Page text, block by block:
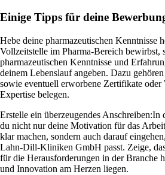
Einige Tipps für deine
Hebe deine pharmazeutischen Kenntnisse
Vollzeitstelle im Pharma-Bereich bewirbst,
pharmazeutischen Kenntnisse und
deinem Lebenslauf angeben. Dazu
sowie eventuell erworbene Zertifikate
Expertise belegen.
Erstelle ein überzeugendes Anschreiben:In
du nicht nur deine Motivation für das
klar machen, sondern auch darauf
Lahn-Dill-Kliniken GmbH passt. Zeige,
für die Herausforderungen in der Branche
und Innovation am Herzen liegen.